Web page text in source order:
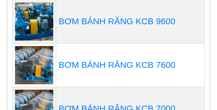
trong mỗi chu kỳ bơm hoàn chỉnh; thể tích
này có thể là hoạt động của khối lượng vận
hành hiệu quả của máy bơm, tức là sự phân
biệt giữa khối lượng nhà vận hành tại thời
điểm khi phương pháp hút hoàn thành và khối
lượng nhà hoạt động còn lại tại thời điểm
phương pháp xả chất lỏng hoàn tất. Do đó,
việc đo sáng khả thi với độ chính xác cao; vì
BƠM BÁNH RĂNG KCB 9600
BƠM BÁNH RĂNG KCB 7600